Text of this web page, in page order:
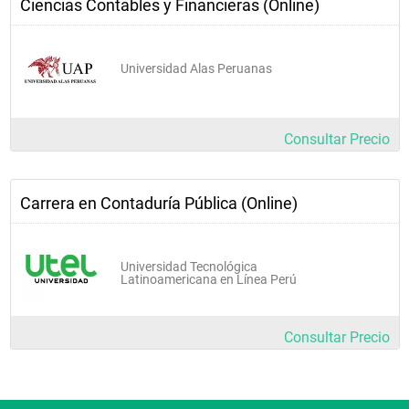
Ciencias Contables y Financieras (Online)
Universidad Alas Peruanas
Consultar Precio
Carrera en Contaduría Pública (Online)
Universidad Tecnológica
Latinoamericana en Línea Perú
Consultar Precio